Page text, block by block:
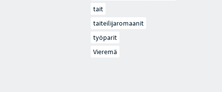
tait
taiteilijaromaanit
työparit
Vieremä